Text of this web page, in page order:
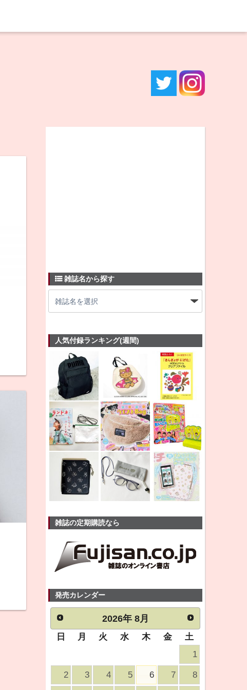
雑誌名から探す
人気付録ランキング(週間)
雑誌の定期購読なら
発売カレンダー
2026年 8月
日 月 火 水 木 金
土
1
2 3 4 5 6 7 8